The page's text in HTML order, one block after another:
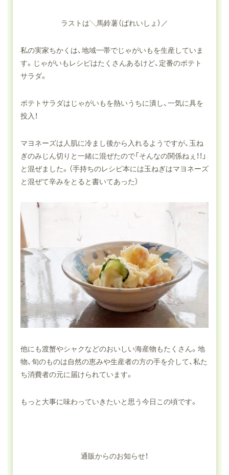
ラストは╲馬鈴薯（ばれいしょ）／
私の実家ちかくは、地域一帯でじゃがいもを生産していま
す。じゃがいもレシピはたくさんあるけど、定番のポテト
サラダ。
ポテトサラダはじゃがいもを熱いうちに潰し、一気に具を
投入！
マヨネーズは人肌に冷まし後から入れるようですが、玉ね
ぎのみじん切りと一緒に混ぜたので「そんなの関係ねぇ！！」
と混ぜました。（手持ちのレシピ本には玉ねぎはマヨネーズ
と混ぜて辛みをとると書いてあった）
他にも渡蟹やシャクなどのおいしい海産物もたくさん。地
物、旬のものは自然の恵みや生産者の方の手を介して、私た
ち消費者の元に届けられています。
もっと大事に味わっていきたいと思う今日この頃です。
通販からのお知らせ！